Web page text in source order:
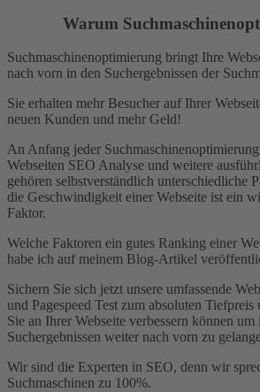
Warum
Suchmaschinenoptimierung bringt Ihre
nach vorn in den Suchergebnissen der
Sie erhalten mehr Besucher auf Ihrer
neuen Kunden und mehr Geld!
An Anfang jeder
Webseiten SEO Analyse und weitere
gehören selbstverständlich unterschiedliche
die Geschwindigkeit einer Webseite ist ein
Faktor.
Welche Faktoren ein gutes Ranking einer
habe ich auf meinem Blog-Artikel
Sichern Sie sich jetzt unsere umfassende
und Pagespeed Test zum absoluten
Sie an Ihrer Webseite verbessern können um
Suchergebnissen weiter nach vorn zu
Wir sind die Experten in SEO, denn wir
Suchmaschinen zu 100%.